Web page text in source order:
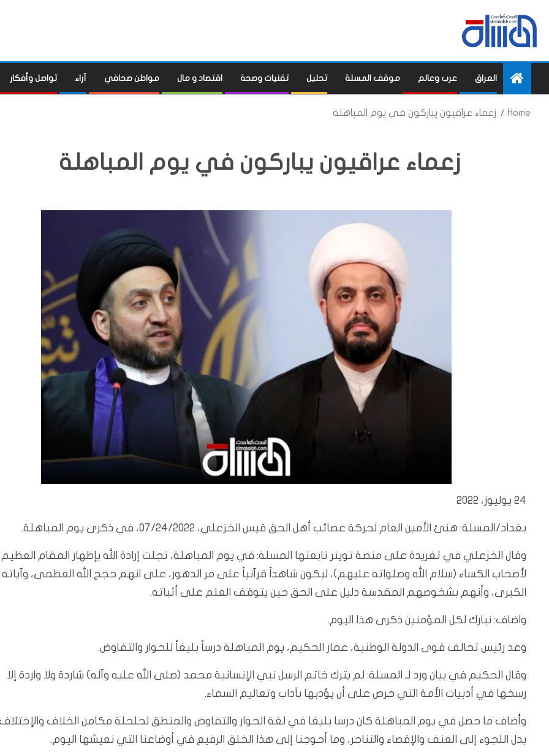
العراق عرب وعالم موقف المسلة تحليل تقنيات وصحة اقتصاد و مال مواطن صحافي آراء تواصل وأفكار
Home زعماء عراقيون يباركون في يوم المباهلة
زعماء عراقيون يباركون في يوم المباهلة
24 يوليوز، 2022
بغداد/المسلة: هنئ الأمين العام لحركة عصائب أهل الحق قيس الخزعلي، 07/24/2022، في ذكرى يوم المباهلة.
وقال الخزعلي في تغريدة على منصة تويتر تابعتها المسلة: في يوم المباهلة، تجلت إرادة الله بإظهار المقام العظيم
لأصحاب الكساء (سلام الله وصلواته عليهم)، ليكون شاهداً قرآنياً على مر الدهور، على انهم حجج الله العظمى، وآياته
الكبرى، وأنهم بشخوصهم المقدسة دليل على الحق حين يتوقف العلم على أثباته.
واضاف: نبارك لكل المؤمنين ذكرى هذا اليوم.
وعد رئيس تحالف قوى الدولة الوطنية، عمار الحكيم، يوم المباهلة درساً بليغاً للحوار والتفاوض.
وقال الحكيم في بيان ورد لـ المسلة: لم يترك خاتم الرسل نبي الإنسانية محمد (صلى الله عليه وآله) شاردة ولا واردة إلا
رسخها في أدبيات الأمة التي حرص على أن يؤدبها بآداب وتعاليم السماء.
وأضاف ما حصل في يوم المباهلة كان درسا بليغا في لغة الحوار والتفاوض والمنطق لحلحلة مكامن الخلاف
بدل اللجوء إلى العنف والإقصاء والتناحر، وما أحوجنا إلى هذا الخلق الرفيع في أوضاعنا التي نعيشها اليوم.